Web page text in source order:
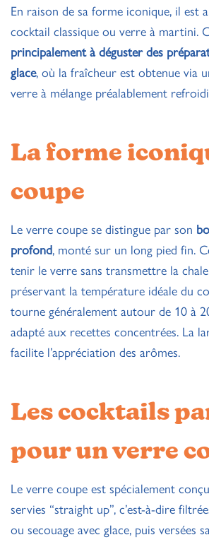
En raison de sa forme iconique, il est
cocktail classique ou verre à martini.
principalement à déguster des
glace, où la fraîcheur est obtenue via
verre à mélange préalablement
La forme
coupe
Le verre coupe se distingue par son
profond, monté sur un long pied fin.
tenir le verre sans transmettre la
préservant la température idéale du
tourne généralement autour de 10 à
adapté aux recettes concentrées. La
facilite l’appréciation des arômes.
Les cocktails
pour un verre
Le verre coupe est spécialement
servies “straight up”, c’est-à-dire
ou secouage avec glace, puis versées